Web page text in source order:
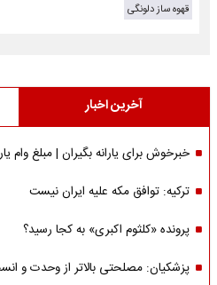
قهوه ساز دلونگی
آخرین اخبار
خبرخوش برای یارانه بگیران | مبلغ وام یارانه 2 برابر می
ترکیه: توافق مکه علیه ایران نیست
پرونده «کلثوم اکبری» به کجا رسید؟
پزشکیان: مصلحتی بالاتر از وحدت و